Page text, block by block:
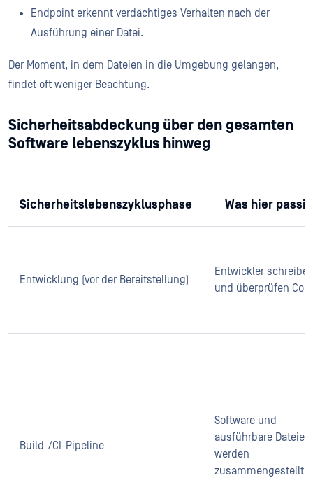
Endpoint erkennt verdächtiges Verhalten nach der
Ausführung einer Datei.
Der Moment, in dem Dateien in die Umgebung gelangen,
findet oft weniger Beachtung.
Sicherheitsabdeckung über den gesamten
Software lebenszyklus hinweg
Sicherheitslebenszyklusphase Was hier
Entwicklung (vor der Bereitstellung)
Entwickler
und überprüfen
Build-/CI-Pipeline
Software und
ausführbare Dateien
werden
zusammengestellt.